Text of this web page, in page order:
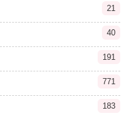
21
40
191
771
183